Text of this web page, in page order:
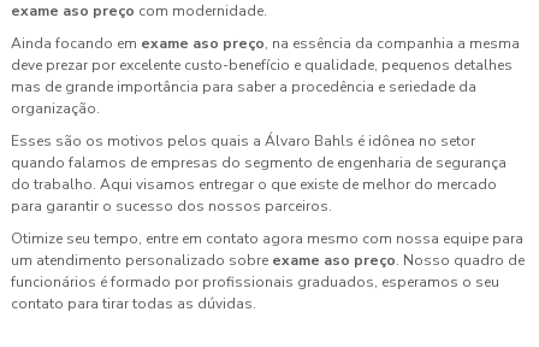
exame aso preço com modernidade.
Ainda focando em exame aso preço, na essência da companhia a mesma
deve prezar por excelente custo-benefício e qualidade, pequenos detalhes
mas de grande importância para saber a procedência e seriedade da
organização.
Esses são os motivos pelos quais a Álvaro Bahls é idônea no setor
quando falamos de empresas do segmento de engenharia de segurança
do trabalho. Aqui visamos entregar o que existe de melhor do mercado
para garantir o sucesso dos nossos parceiros.
Otimize seu tempo, entre em contato agora mesmo com nossa equipe para
um atendimento personalizado sobre exame aso preço. Nosso quadro de
funcionários é formado por profissionais graduados, esperamos o seu
contato para tirar todas as dúvidas.